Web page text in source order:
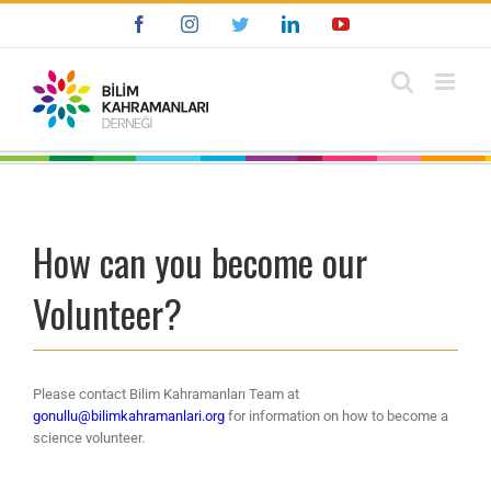
Skip
content
FacebookInstagramTwitterLinkedInYouTube
How can you become our
Volunteer?
Please contact Bilim Kahramanları Team at
gonullu@bilimkahramanlari.org for information on how to become a
science volunteer.